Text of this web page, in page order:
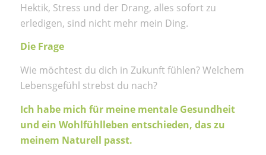
Hektik, Stress und der Drang, alles sofort zu
erledigen, sind nicht mehr mein Ding.
Die Frage
Wie möchtest du dich in Zukunft fühlen? Welchem
Lebensgefühl strebst du nach?
Ich habe mich für meine mentale Gesundheit
und ein Wohlfühlleben entschieden, das zu
meinem Naturell passt.